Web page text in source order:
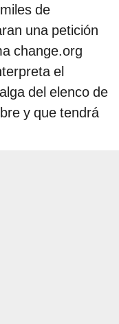
de
una petición
change.org
el
del elenco de
y que tendrá